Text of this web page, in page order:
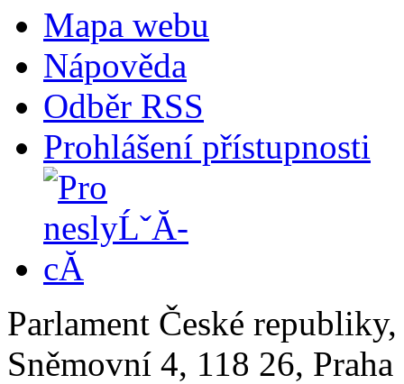
Mapa webu
Nápověda
Odběr RSS
Prohlášení přístupnosti
Parlament České
Sněmovní 4, 118 26,